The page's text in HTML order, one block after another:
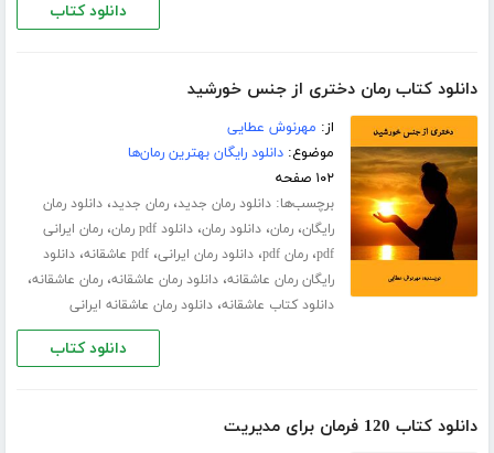
دانلود کتاب
دانلود کتاب رمان دختری از جنس خورشید
از: مهرنوش عطایی
موضوع:دانلود رایگان بهترین رمان‌ها
۱۰۲ صفحه
برچسب‌ها:دانلود رمان جدید،رمان جدید،دانلود رمان
رایگان،رمان،دانلود رمان،دانلود pdf رمان ،رمان ایرانی
pdf،رمان pdf ،دانلود رمان ایرانی،pdf عاشقانه ،دانلود
رایگان رمان عاشقانه،دانلود رمان عاشقانه،رمان عاشقانه،
دانلود کتاب عاشقانه،دانلود رمان عاشقانه ایرانی
دانلود کتاب
دانلود کتاب 120 فرمان برای مدیریت